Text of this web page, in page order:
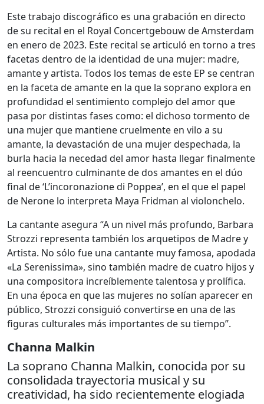
Este trabajo discográfico es una grabación en directo
de su recital en el Royal Concertgebouw de Amsterdam
en enero de 2023. Este recital se articuló en torno a tres
facetas dentro de la identidad de una mujer: madre,
amante y artista. Todos los temas de este EP se centran
en la faceta de amante en la que la soprano explora en
profundidad el sentimiento complejo del amor que
pasa por distintas fases como: el dichoso tormento de
una mujer que mantiene cruelmente en vilo a su
amante, la devastación de una mujer despechada, la
burla hacia la necedad del amor hasta llegar finalmente
al reencuentro culminante de dos amantes en el dúo
final de ‘L’incoronazione di Poppea’, en el que el papel
de Nerone lo interpreta Maya Fridman al violonchelo.
La cantante asegura “A un nivel más profundo, Barbara
Strozzi representa también los arquetipos de Madre y
Artista. No sólo fue una cantante muy famosa, apodada
«La Serenissima», sino también madre de cuatro hijos y
una compositora increíblemente talentosa y prolífica.
En una época en que las mujeres no solían aparecer en
público, Strozzi consiguió convertirse en una de las
figuras culturales más importantes de su tiempo”.
Channa Malkin
La soprano Channa Malkin, conocida por su
consolidada trayectoria musical y su
creatividad, ha sido recientemente elogiada